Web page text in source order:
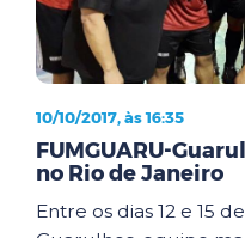
10/10/2017, às 16:35
FUMGUARU-
no Rio de Janeiro
Entre os dias 12 e 15